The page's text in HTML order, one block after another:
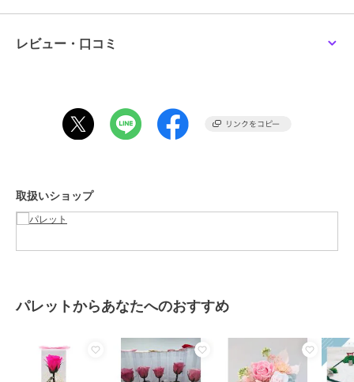
るように、特殊加工を施された特別なお花のことです。
※リボンのお色は選択不可です。予めご了承ください。
ブランド パレット
カラー **
素材
プリザーブドフラワー（バラ）
商品のお取り扱い方法
レビュー・口コミ
取扱いショップ
パレットからあなたへのおすすめ